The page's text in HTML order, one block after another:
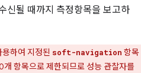
신될 때까지 측정항목을 보고하
용하여 지정된 soft-navigation 항목
항목으로 제한되므로 성능 관찰자를